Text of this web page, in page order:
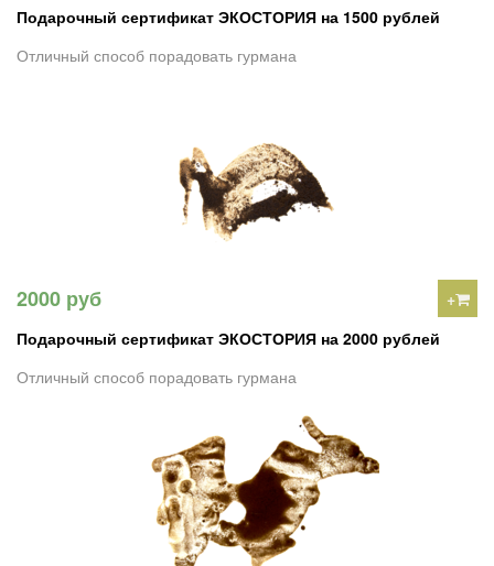
Подарочный сертификат ЭКОСТОРИЯ на 1500 рублей
Отличный способ порадовать гурмана
2000 руб
+
Подарочный сертификат ЭКОСТОРИЯ на 2000 рублей
Отличный способ порадовать гурмана